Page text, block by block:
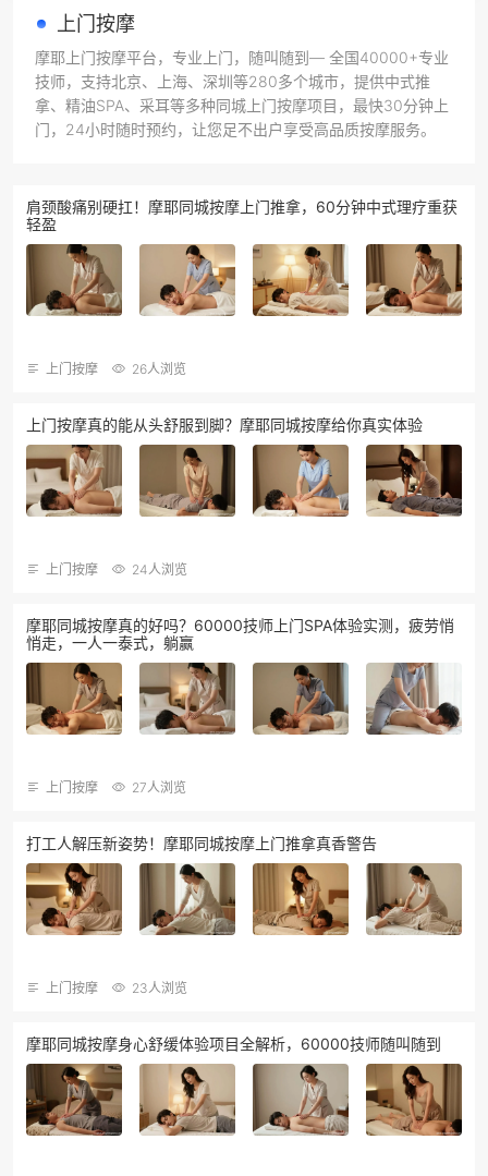
上门按摩
摩耶上门按摩平台，专业上门，随叫随到— 全国40000+专业
技师，支持北京、上海、深圳等280多个城市，提供中式推
拿、精油SPA、采耳等多种同城上门按摩项目，最快30分钟上
门，24小时随时预约，让您足不出户享受高品质按摩服务。
肩颈酸痛别硬扛！摩耶同城按摩上门推拿，60分钟中式理疗重获
轻盈
上门按摩 26人浏览
上门按摩真的能从头舒服到脚？摩耶同城按摩给你真实体验
上门按摩 24人浏览
摩耶同城按摩真的好吗？60000技师上门SPA体验实测，疲劳悄
悄走，一人一泰式，躺赢
上门按摩 27人浏览
打工人解压新姿势！摩耶同城按摩上门推拿真香警告
上门按摩 23人浏览
摩耶同城按摩身心舒缓体验项目全解析，60000技师随叫随到